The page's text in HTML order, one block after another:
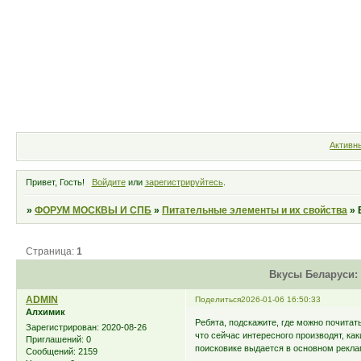
Привет, Гость! Войдитеили зарегистрируйтесь.
»ФОРУМ МОСКВЫ И СПБ »Питательные элементы и их свойства »
Вкусы
Страница:1
Поделиться2026-01-06 16:50:33
ADMIN
Алхимик
Зарегистрирован: 2020-08-26
Приглашений: 0
Сообщений: 2159
Ребята, подскажите, где можно
что сейчас интересного производят,
поисковике выдается в основном